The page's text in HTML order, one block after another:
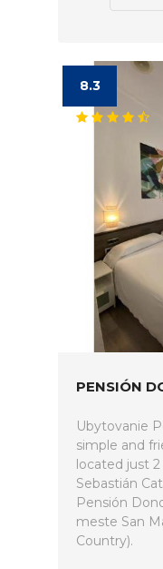
8.3
PENSIÓN
Ubytovanie
simple and
located just
Sebastián
Pensión
meste San
Country).